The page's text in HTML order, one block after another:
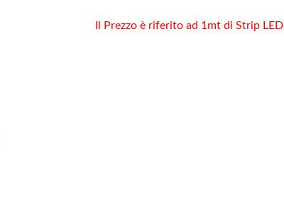
Il Prezzo è riferito ad 1mt di Strip LED